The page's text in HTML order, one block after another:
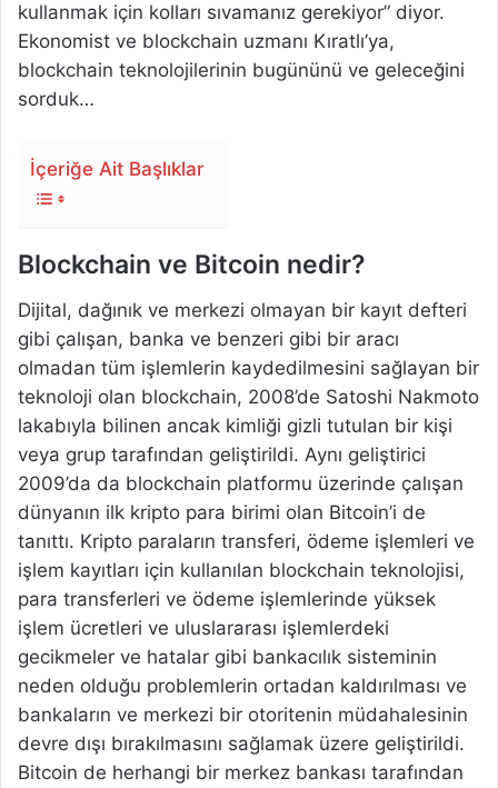
kullanmak için kolları sıvamanız gerekiyor” diyor.
Ekonomist ve blockchain uzmanı Kıratlı’ya,
blockchain teknolojilerinin bugününü ve geleceğini
sorduk…
İçeriğe Ait Başlıklar
Blockchain ve Bitcoin nedir?
Dijital, dağınık ve merkezi olmayan bir kayıt defteri
gibi çalışan, banka ve benzeri gibi bir aracı
olmadan tüm işlemlerin kaydedilmesini sağlayan bir
teknoloji olan blockchain, 2008’de Satoshi Nakmoto
lakabıyla bilinen ancak kimliği gizli tutulan bir kişi
veya grup tarafından geliştirildi. Aynı geliştirici
2009’da da blockchain platformu üzerinde çalışan
dünyanın ilk kripto para birimi olan Bitcoin’i de
tanıttı. Kripto paraların transferi, ödeme işlemleri ve
işlem kayıtları için kullanılan blockchain teknolojisi,
para transferleri ve ödeme işlemlerinde yüksek
işlem ücretleri ve uluslararası işlemlerdeki
gecikmeler ve hatalar gibi bankacılık sisteminin
neden olduğu problemlerin ortadan kaldırılması ve
bankaların ve merkezi bir otoritenin müdahalesinin
devre dışı bırakılmasını sağlamak üzere geliştirildi.
Bitcoin de herhangi bir merkez bankası tarafından